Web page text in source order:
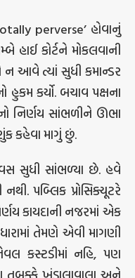
perverse’ હોવાનું
હાઈ કોર્ટને મોકલવાની
ન આવે ત્યાં સુધી કમાન્ડર
હુકમ કર્યો. બચાવ પક્ષના
નિર્ણય સાંભળીને ઊભા
કહેવા માગું છું.
સુધી સાંભળ્યા છે. હવે
પબ્લિક પ્રોસિક્યૂટરે
કાયદાની નજરમાં એક
તેમણે એવી માગણી
કસ્ટડીમાં નહિ, પણ